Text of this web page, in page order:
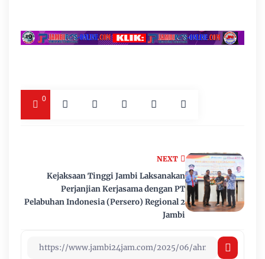
0
NEXT
Kejaksaan Tinggi Jambi Laksanakan
Perjanjian Kerjasama dengan PT
Pelabuhan Indonesia (Persero) Regional 2
Jambi